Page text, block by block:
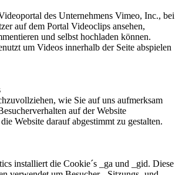
des Unternehmens Vimeo, Inc., bei
auf dem Portal Videoclips ansehen,
und selbst hochladen können.
um Videos innerhalb der Seite abspielen
wie Sie auf uns aufmerksam
auf der Website
Website darauf abgestimmt zu gestalten.
installiert die Cookie´s _ga und _gid. Diese